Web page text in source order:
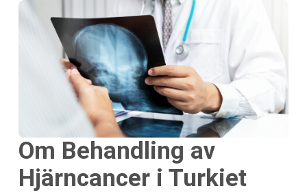
Om Behandling av
Hjärncancer i Turkiet